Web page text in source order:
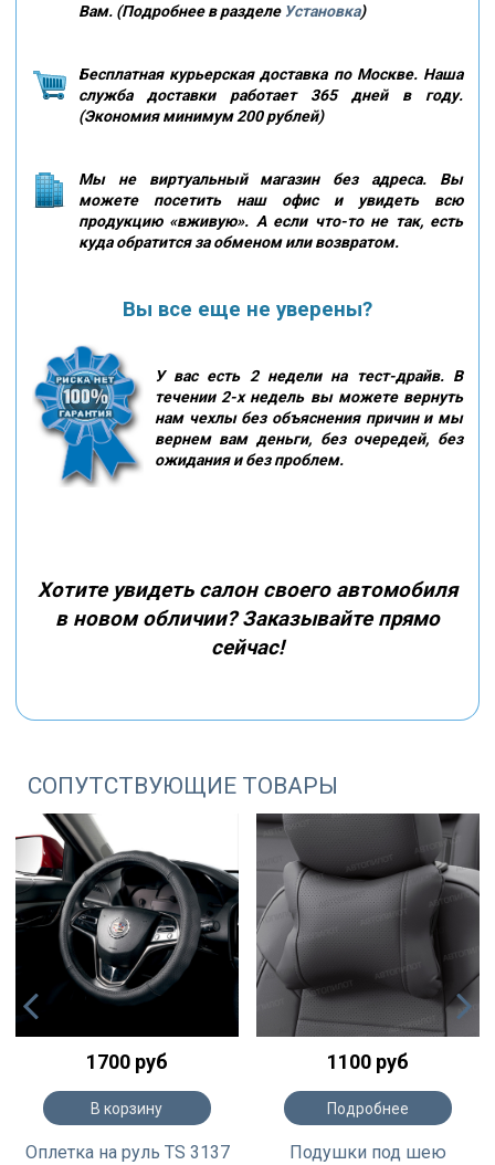
Вам. (Подробнее в разделе Установка)
Бесплатная курьерская доставка по Москве. Наша
служба доставки работает 365 дней в году.
(Экономия минимум 200 рублей)
Мы не виртуальный магазин без адреса. Вы
можете посетить наш офис и увидеть всю
продукцию «вживую». А если что-то не так, есть
куда обратится за обменом или возвратом.
Вы все еще не уверены?
У вас есть 2 недели на тест-драйв. В
течении 2-х недель вы можете вернуть
нам чехлы без объяснения причин и мы
вернем вам деньги, без очередей, без
ожидания и без проблем.
Хотите увидеть салон своего автомобиля
в новом обличии? Заказывайте прямо
сейчас!
СОПУТСТВУЮЩИЕ ТОВАРЫ
1700 руб
В корзину
Оплетка на руль TS 3137
1100 руб
Подробнее
Подушки под шею